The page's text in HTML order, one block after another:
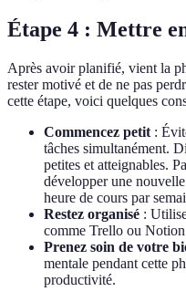
Étape 4 : Mettre
Après avoir planifié, vient la
rester motivé et de ne pas
cette étape, voici quelques
Commencez petit :
tâches simultanément.
petites et atteignables.
développer une
heure de cours par
Restez organisé :
comme Trello ou
Prenez soin de votre
mentale pendant cette
productivité.